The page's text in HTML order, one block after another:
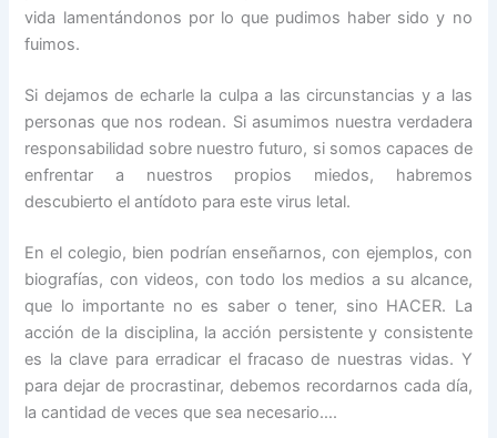
vida lamentándonos por lo que pudimos haber sido y no
fuimos.
Si dejamos de echarle la culpa a las circunstancias y a las
personas que nos rodean. Si asumimos nuestra verdadera
responsabilidad sobre nuestro futuro, si somos capaces de
enfrentar a nuestros propios miedos, habremos
descubierto el antídoto para este virus letal.
En el colegio, bien podrían enseñarnos, con ejemplos, con
biografías, con videos, con todo los medios a su alcance,
que lo importante no es saber o tener, sino HACER. La
acción de la disciplina, la acción persistente y consistente
es la clave para erradicar el fracaso de nuestras vidas. Y
para dejar de procrastinar, debemos recordarnos cada día,
la cantidad de veces que sea necesario….